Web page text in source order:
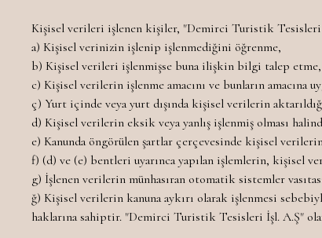
Kişisel verileri işlenen kişiler, "Demirci Turistik Tesisleri
a) Kişisel verinizin işlenip işlenmediğini öğrenme,
b) Kişisel verileri işlenmişse buna ilişkin bilgi talep etme,
c) Kişisel verilerin işlenme amacını ve bunların amacına
ç) Yurt içinde veya yurt dışında kişisel verilerin
d) Kişisel verilerin eksik veya yanlış işlenmiş olması
e) Kanunda öngörülen şartlar çerçevesinde kişisel
f) (d) ve (e) bentleri uyarınca yapılan işlemlerin, kişisel
g) İşlenen verilerin münhasıran otomatik sistemler
ğ) Kişisel verilerin kanuna aykırı olarak işlenmesi
haklarına sahiptir. "Demirci Turistik Tesisleri İşl. A.Ş"